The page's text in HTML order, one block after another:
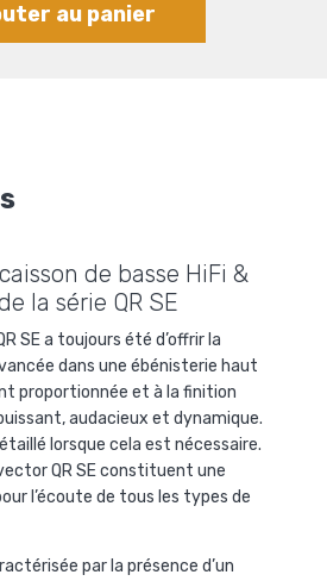
au panier
de basse HiFi &
la série QR SE
SE a toujours été d’offrir la
dans une ébénisterie haut
proportionnée et à la finition
audacieux et dynamique.
lorsque cela est nécessaire.
QR SE constituent une
l’écoute de tous les types de
par la présence d’un